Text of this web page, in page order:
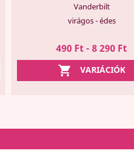
Vanderbilt
virágos - édes
490 Ft - 8 290 Ft
 VARIÁCIÓK